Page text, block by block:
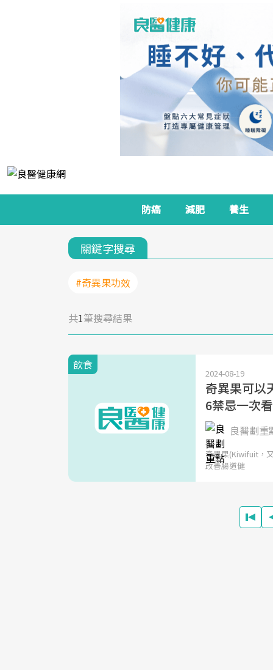
防癌 減肥 養生
關鍵字搜尋
#奇異果功效
共1筆搜尋結果
飲食
2024-08-19
奇異果可以
6禁忌一次看
良醫劃重
奇異果(Kiwifuit，
改善腸道健